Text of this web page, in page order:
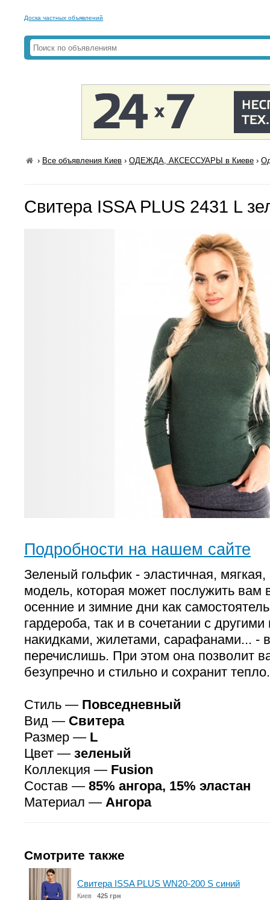
Доска частных объявлений
› Все объявления Киев ›ОДЕЖДА, АКСЕССУАРЫ в Киеве ›
Свитера ISSA PLUS 2431 L
Подробности на нашем сайте
Зеленый гольфик - эластичная, мягкая,
модель, которая может послужить вам
осенние и зимние дни как
гардероба, так и в сочетании с
накидками, жилетами, сарафанами... -
перечислишь. При этом она позволит
безупречно и стильно и сохранит тепло.
Стиль — Повседневный
Вид — Свитера
Размер — L
Цвет — зеленый
Коллекция — Fusion
Состав — 85% ангора, 15% эластан
Материал — Ангора
Смотрите также
Свитера ISSA PLUS WN20-200 S синий
Киев 425 грн